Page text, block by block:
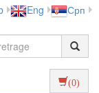
Eng Срп
(0)